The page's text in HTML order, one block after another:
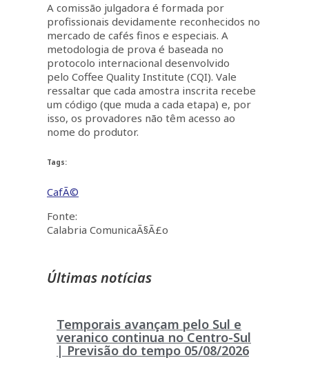
A comissão julgadora é formada por
profissionais devidamente reconhecidos no
mercado de cafés finos e especiais. A
metodologia de prova é baseada no
protocolo internacional desenvolvido
pelo Coffee Quality Institute (CQI). Vale
ressaltar que cada amostra inscrita recebe
um código (que muda a cada etapa) e, por
isso, os provadores não têm acesso ao
nome do produtor.
Tags:
CafÃ©
Fonte:
Calabria ComunicaÃ§Ã£o
Últimas notícias
Temporais avançam pelo Sul e
veranico continua no Centro-Sul
| Previsão do tempo 05/08/2026